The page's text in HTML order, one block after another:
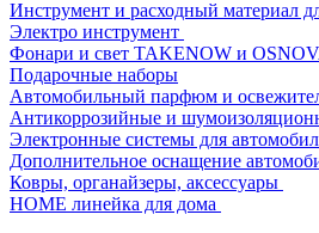
Инструмент и расходный материал
Электро инструмент
Фонари и свет TAKENOW и
Подарочные наборы
Автомобильный парфюм и
Антикоррозийные и
Электронные системы для
Дополнительное оснащение
Ковры, органайзеры, аксессуары
HOME линейка для дома